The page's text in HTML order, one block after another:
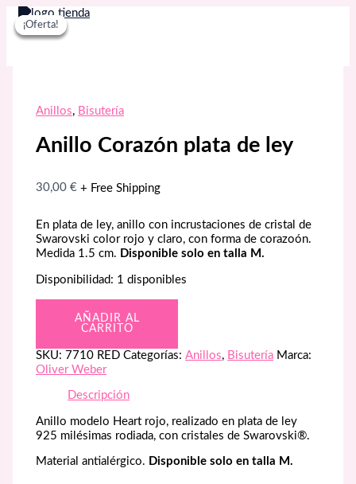
al
contenido
Anillos, Bisutería
Anillo Corazón plata de ley
30,00€ + Free Shipping
En plata de ley, anillo con incrustaciones de cristal de
Swarovski color rojo y claro, con forma de corazoón.
Medida 1.5 cm. Disponible solo en talla M.
Disponibilidad: 1 disponibles
Corazón
de
ley
cantidad
AÑADIR AL
CARRITO
SKU:7710 RED Categorías:Anillos, Bisutería Marca:
Oliver Weber
Descripción
Anillo modelo Heart rojo, realizado en plata de ley
925 milésimas rodiada, con cristales de Swarovski®.
Material antialérgico. Disponible solo en talla M.
¡Oferta!
¡Oferta!
¡Oferta!
¡Oferta!